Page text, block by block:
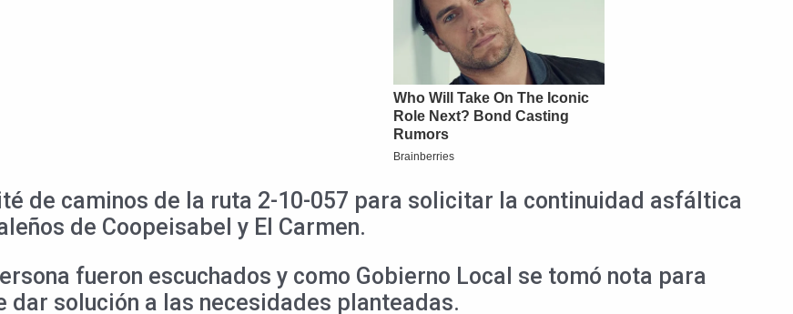
de caminos de la ruta 2-10-057 para solicitar la continuidad asfáltica
de Coopeisabel y El Carmen.
fueron escuchados y como Gobierno Local se tomó nota para
solución a las necesidades planteadas.